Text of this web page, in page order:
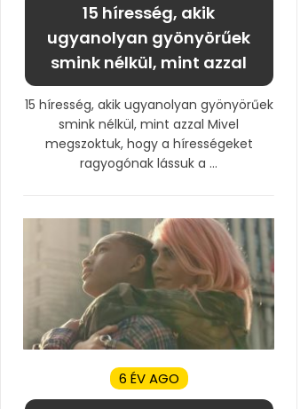
15 híresség, akik
ugyanolyan gyönyörűek
smink nélkül, mint azzal
15 híresség, akik ugyanolyan gyönyörűek
smink nélkül, mint azzal Mivel
megszoktuk, hogy a hírességeket
ragyogónak lássuk a ...
6 ÉV AGO